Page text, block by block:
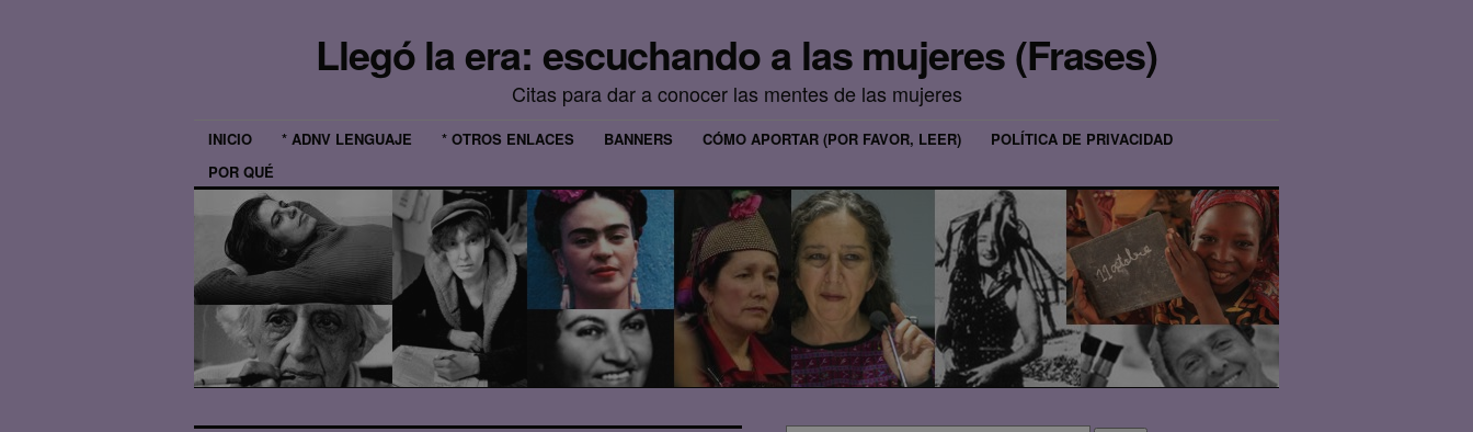
Llegó la era: escuchando a las mujeres (Frases)
Citas para dar a conocer las mentes de las mujeres
INICIO * ADNV LENGUAJE * OTROS ENLACES BANNERS CÓMO APORTAR (POR FAVOR, LEER)
POLÍTICA DE PRIVACIDAD
POR QUÉ